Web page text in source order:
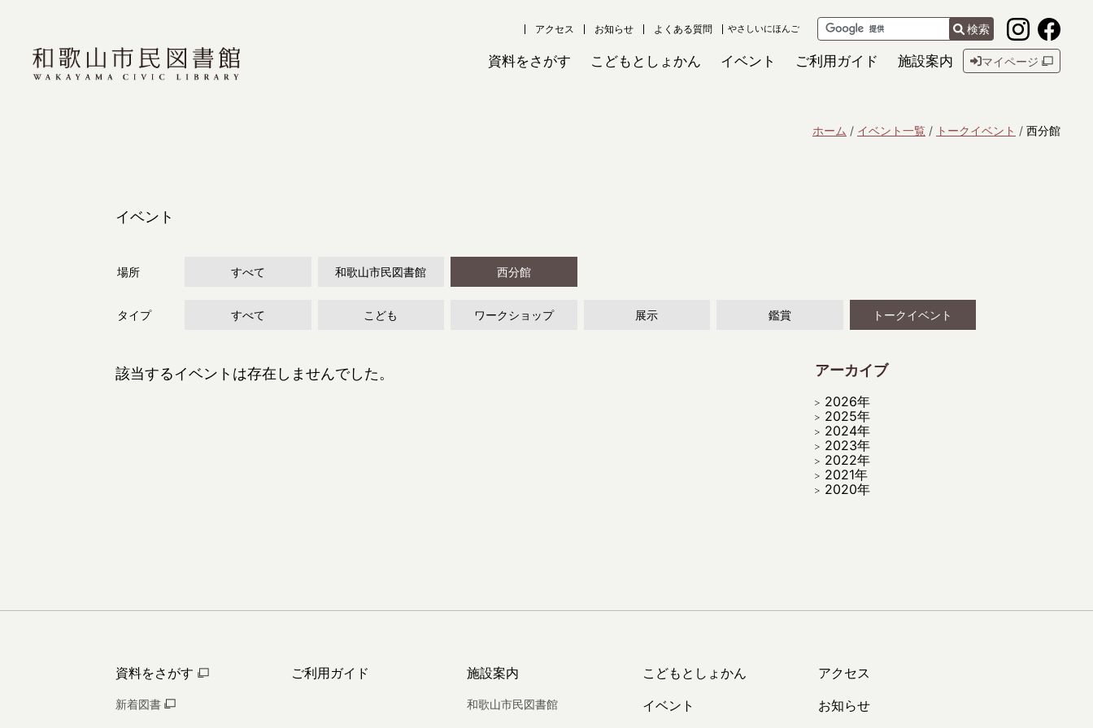
アクセス お知らせ よくある質問 やさしいにほんご 検索
資料をさがす こどもとしょかん イベント ご利用ガイド 施設案内 マイページ
ホーム イベント一覧 トークイベント 西分館
イベント
場所 すべて 和歌山市民図書館 西分館
タイプ すべて こども ワークショップ 展示 鑑賞 トークイベント
該当するイベントは存在しませんでした。 アーカイブ
2026年
2025年
2024年
2023年
2022年
2021年
2020年
資料をさがす
新着図書
ご利用ガイド 施設案内
和歌山市民図書館
こどもとしょかん
イベント
アクセス
お知らせ